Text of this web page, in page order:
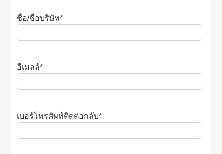
ชื่อ/ชื่อบริษัท*
อีเมลล์*
เบอร์โทรศัพท์ติดต่อกลับ*